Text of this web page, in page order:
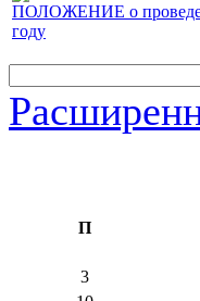
ПОЛОЖЕНИЕ о
году
П
3